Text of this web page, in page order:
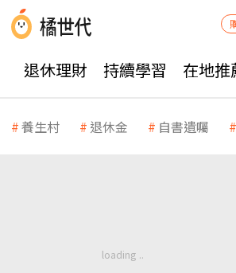
退休理財 持續學習 在地推
養生村 退休金 自書遺囑